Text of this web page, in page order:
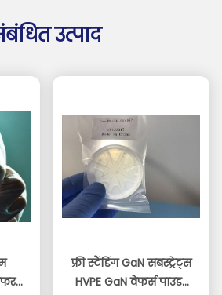
उत्पाद
फ्री स्टैंडिंग GaN सबस्ट्रेट्स
HVPE GaN वेफर्स पाउडर